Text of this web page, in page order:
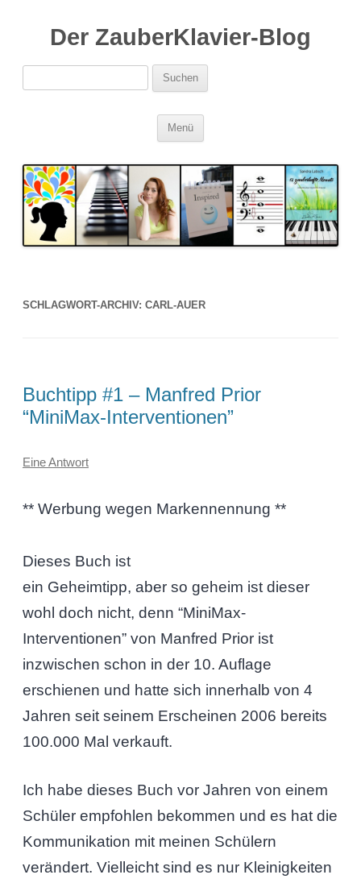
Der ZauberKlavier-Blog
Suchen
nach:
Menü
SCHLAGWORT-ARCHIV: CARL-AUER
Buchtipp #1 – Manfred Prior
“MiniMax-Interventionen”
Eine Antwort
** Werbung wegen Markennennung **
Dieses Buch ist
ein Geheimtipp, aber so geheim ist dieser
wohl doch nicht, denn “MiniMax-
Interventionen” von Manfred Prior ist
inzwischen schon in der 10. Auflage
erschienen und hatte sich innerhalb von 4
Jahren seit seinem Erscheinen 2006 bereits
100.000 Mal verkauft.
Ich habe dieses Buch vor Jahren von einem
Schüler empfohlen bekommen und es hat die
Kommunikation mit meinen Schülern
verändert. Vielleicht sind es nur Kleinigkeiten